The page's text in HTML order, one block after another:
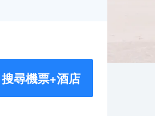
搜尋機票+酒店